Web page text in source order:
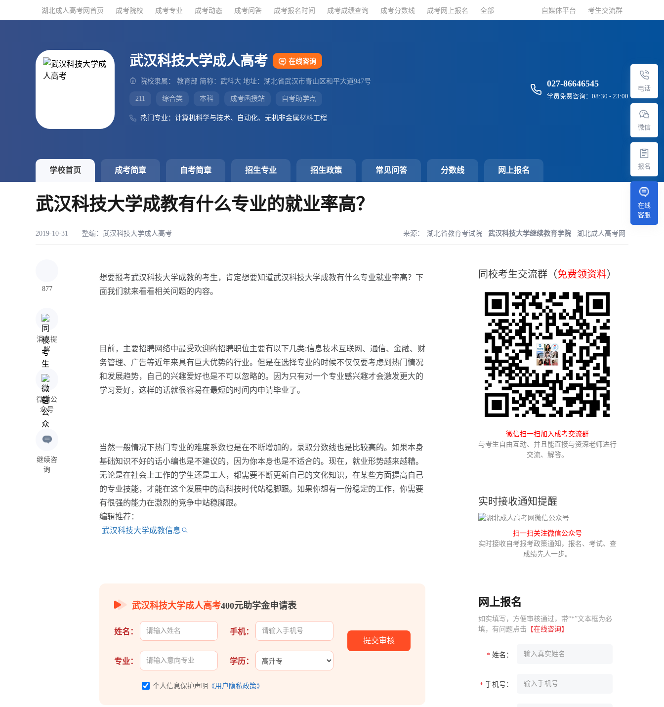
湖北成人高考网首页 成考院校 成考专业 成考动态 成考问答 成考报名时间 成考成绩查询 成考分数线 成考网上报名 全部 自媒体平台 考生交流群
武汉科技大学成人高考 在线咨询
院校隶属： 教育部 简称：武科大 地址：湖北省武汉市青山区和平大道947号
211 综合类 本科 成考函授站 自考助学点
热门专业：计算机科学与技术、自动化、无机非金属材料工程
027-86646545
学员免费咨询：08:30 - 23:00
学校首页 成考简章 自考简章 招生专业 招生政策 常见问答 分数线 网上报名
电话
微信
报名
在线
客服
武汉科技大学成教有什么专业的就业率高？
2019-10-31 整编： 武汉科技大学成人高考 来源： 湖北省教育考试院 武汉科技大学继续教育学院 湖北成人高考网
877
消息提
醒
微信公
众号
继续咨
询
想要报考武汉科技大学成教的考生，肯定想要知道武汉科技大学成教有什么专业就业率高？下
面我们就来看看相关问题的内容。
目前，主要招聘网络中最受欢迎的招聘职位主要有以下几类:信息技术互联网、通信、金融、财
务管理、广告等近年来具有巨大优势的行业。但是在选择专业的时候不仅仅要考虑到热门情况
和发展趋势，自己的兴趣爱好也是不可以忽略的。因为只有对一个专业感兴趣才会激发更大的
学习爱好，这样的话就很容易在最短的时间内申请毕业了。
当然一般情况下热门专业的难度系数也是在不断增加的，录取分数线也是比较高的。如果本身
基础知识不好的话小编也是不建议的，因为你本身也是不适合的。现在，就业形势越来越糟。
无论是在社会上工作的学生还是工人，都需要不断更新自己的文化知识，在某些方面提高自己
的专业技能，才能在这个发展中的高科技时代站稳脚跟。如果你想有一份稳定的工作，你需要
有很强的能力在激烈的竞争中站稳脚跟。
编辑推荐：
武汉科技大学成教信息
武汉科技大学成人高考400元助学金申请表
姓名： 手机：
专业： 学历：
个人信息保护声明 《用户隐私政策》
同校考生交流群（免费领资料）
微信扫一扫加入成考交流群
与考生自由互动、并且能直接与资深老师进行
交流、解答。
湖北成人高考网首页 成考院校 成考专业 成考动态 成考问答 成考报名时间 成考成绩查询 成考分数线 成考网上报名 全部 自媒体平台 考生交流群
实时接收通知提醒
扫一扫关注微信公众号
实时接收自考报考政策通知，报名、考试、查
成绩先人一步。
网上报名
如实填写，方便审核通过，带“*”文本框为必
填，有问题点击 【在线咨询】
* 姓名：
* 手机号：